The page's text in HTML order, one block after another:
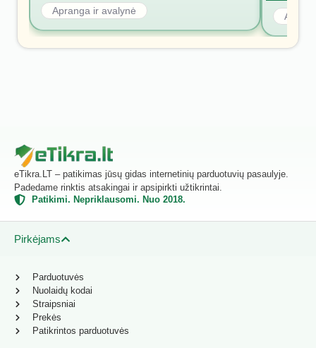
Apranga ir avalynė
eTikra.LT – patikimas jūsų gidas internetinių parduotuvių pasaulyje.
Padedame rinktis atsakingai ir apsipirkti užtikrintai.
Patikimi. Nepriklausomi. Nuo 2018.
Pirkėjams
Parduotuvės
Nuolaidų kodai
Straipsniai
Prekės
Patikrintos parduotuvės